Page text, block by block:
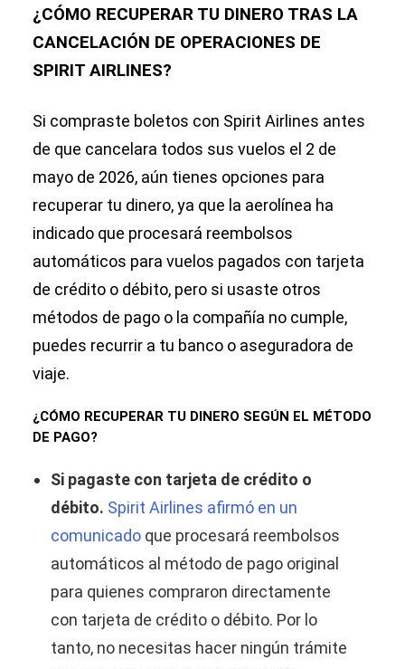
de sus
operaciones
en EE.UU.:
vuelo a otra
¿CÓMO RECUPERAR TU DINERO TRAS LA
CANCELACIÓN DE OPERACIONES DE
SPIRIT AIRLINES?
Si compraste boletos con Spirit Airlines antes
de que cancelara todos sus vuelos el 2 de
mayo de 2026, aún tienes opciones para
recuperar tu dinero, ya que la aerolínea ha
indicado que procesará reembolsos
automáticos para vuelos pagados con tarjeta
de crédito o débito, pero si usaste otros
métodos de pago o la compañía no cumple,
puedes recurrir a tu banco o aseguradora de
viaje.
¿CÓMO RECUPERAR TU DINERO SEGÚN EL MÉTODO
DE PAGO?
Si pagaste con tarjeta de crédito o
débito. Spirit Airlines afirmó en un
comunicado que procesará reembolsos
automáticos al método de pago original
para quienes compraron directamente
con tarjeta de crédito o débito. Por lo
tanto, no necesitas hacer ningún trámite